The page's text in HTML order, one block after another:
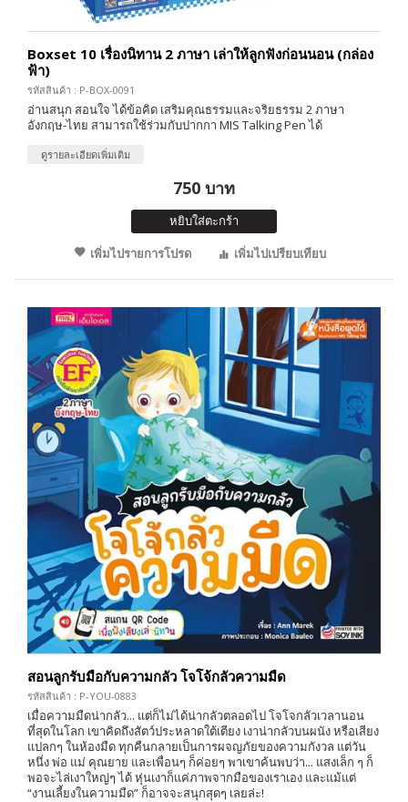
Boxset 10 เรื่องนิทาน 2 ภาษา เล่าให้ลูกฟังก่อนนอน (กล่อง
ฟ้า)
รหัสสินค้า : P-BOX-0091
อ่านสนุก สอนใจ ได้ข้อคิด เสริมคุณธรรมและจริยธรรม 2 ภาษา
อังกฤษ-ไทย สามารถใช้ร่วมกับปากกา MIS Talking Pen ได้
ดูรายละเอียดเพิ่มเติม
750 บาท
หยิบใส่ตะกร้า
เพิ่มไปรายการโปรด
เพิ่มไปเปรียบเทียบ
สอนลูกรับมือกับความกลัว โจโจ้กลัวความมืด
รหัสสินค้า : P-YOU-0883
เมื่อความมืดน่ากลัว... แต่ก็ไม่ได้น่ากลัวตลอดไป โจโจกลัวเวลานอน
ที่สุดในโลก เขาคิดถึงสัตว์ประหลาดใต้เตียง เงาน่ากลัวบนผนัง หรือเสียง
แปลกๆ ในห้องมืด ทุกคืนกลายเป็นการผจญภัยของความกังวล แต่วัน
หนึ่ง พ่อ แม่ คุณยาย และเพื่อนๆ ก็ค่อยๆ พาเขาค้นพบว่า... แสงเล็ก ๆ ก็
พอจะไล่เงาใหญ่ๆ ได้ หุ่นเงาก็แค่ภาพจากมือของเราเอง และแม้แต่
“งานเลี้ยงในความมืด” ก็อาจจะสนุกสุดๆ เลยล่ะ!